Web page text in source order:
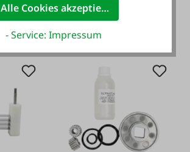
18,95 €*
Alle Cookies akzeptieren
- Service: Impressum